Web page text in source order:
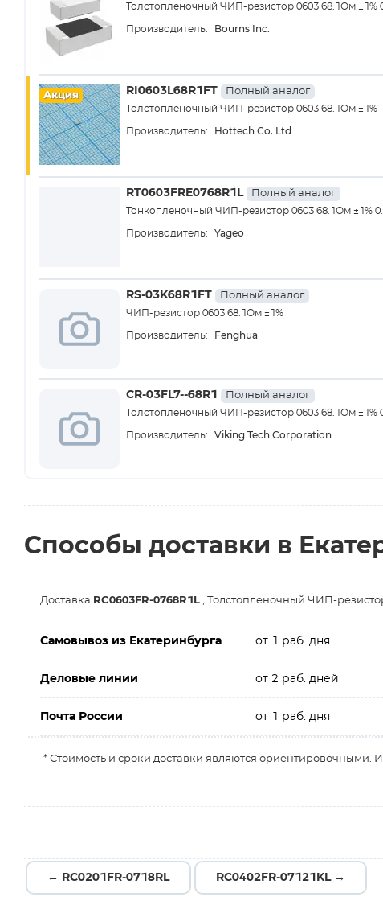
Толстопленочный ЧИП-резистор 0603 68.1Ом ±1%
Производитель: Bourns Inc.
Акция RI0603L68R1FT Полный аналог
Толстопленочный ЧИП-резистор 0603 68.1Ом ±1%
Производитель: Hottech Co. Ltd
RT0603FRE0768R1L Полный аналог
Тонкопленочный ЧИП-резистор 0603 68.1Ом ±1%
Производитель: Yageo
RS-03K68R1FT Полный аналог
ЧИП-резистор 0603 68.1Ом ±1%
Производитель: Fenghua
CR-03FL7--68R1 Полный аналог
Толстопленочный ЧИП-резистор 0603 68.1Ом ±1%
Производитель: Viking Tech Corporation
Способы доставки в
Доставка RC0603FR-0768R1L , Толстопленочный ЧИП-
Самовывоз из Екатеринбурга от 1 раб. дня
Деловые линии от 2 раб. дней
Почта России от 1 раб. дня
* Стоимость и сроки доставки являются ориентировочными.
← RC0201FR-0718RL RC0402FR-07121KL →